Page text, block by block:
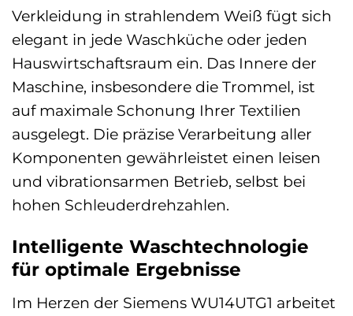
Verkleidung in strahlendem Weiß fügt sich
elegant in jede Waschküche oder jeden
Hauswirtschaftsraum ein. Das Innere der
Maschine, insbesondere die Trommel, ist
auf maximale Schonung Ihrer Textilien
ausgelegt. Die präzise Verarbeitung aller
Komponenten gewährleistet einen leisen
und vibrationsarmen Betrieb, selbst bei
hohen Schleuderdrehzahlen.
Intelligente Waschtechnologie
für optimale Ergebnisse
Im Herzen der Siemens WU14UTG1 arbeitet